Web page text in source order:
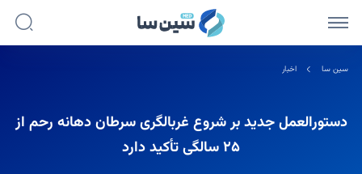
سین سا اخبار
دستورالعمل جدید بر شروع غربالگری سرطان دهانه رحم از
۲۵ سالگی تأکید دارد